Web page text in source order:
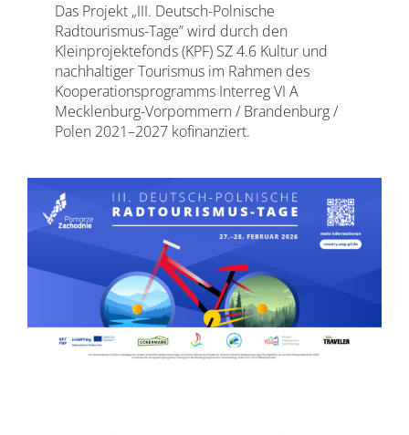
Das Projekt „III. Deutsch-Polnische
Radtourismus-Tage” wird durch den
Kleinprojektefonds (KPF) SZ 4.6 Kultur und
nachhaltiger Tourismus im Rahmen des
Kooperationsprogramms Interreg VI A
Mecklenburg-Vorpommern / Brandenburg /
Polen 2021–2027 kofinanziert.